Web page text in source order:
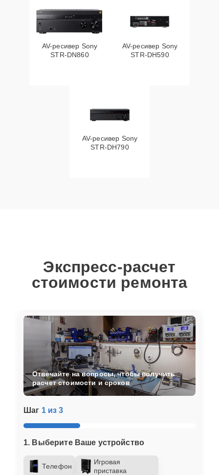
AV-ресивер Sony
STR-DN860
AV-ресивер Sony
STR-DH590
AV-ресивер Sony
STR-DH790
Экспресс-расчет
стоимости ремонта
Шаг 1 из 3
1. Выберите Ваше устройство
Телефон
Игровая
приставка
Отвечайте на вопросы, чтобы получить
расчет стоимости и сроков